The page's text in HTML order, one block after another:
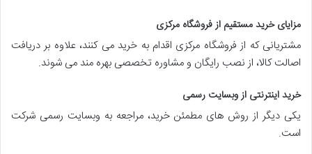
مزایای خرید مستقیم از فروشگاه مرکزی
مشتریانی که از فروشگاه مرکزی اقدام به خرید می کنند، علاوه بر دریافت
اصالت کالا، از نصب رایگان و مشاوره تخصصی بهره مند می شوند.
خرید اینترنتی از وبسایت رسمی
یکی دیگر از روش های مطمئن خرید، مراجعه به وبسایت رسمی شرکت
است.